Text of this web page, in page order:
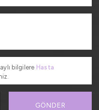
bilgilere Hasta
GÖNDER